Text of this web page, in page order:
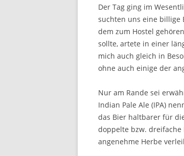
Der Tag ging im
suchten uns eine billige
dem zum Hostel
sollte, artete in einer
mich auch gleich in
ohne auch einige der
Nur am Rande sei
Indian Pale Ale (IPA)
das Bier haltbarer für
doppelte bzw. dreifache
angenehme Herbe